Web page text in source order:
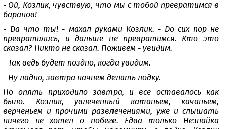
- Ой, Козлик, чувствую, что мы с тобой превратимся в
баранов!
- Да что ты! - махал руками Козлик. - До сих пор не
превратились, и дальше не превратимся. Кто это
сказал? Никто не сказал. Поживем - увидим.
- Так ведь будет поздно, когда увидим.
- Ну ладно, завтра начнем делать лодку.
Но опять приходило завтра, и все оставалось как
было. Козлик, увлеченный катаньем, качаньем,
верченьем и прочими развлечениями, уже и слышать
ничего не хотел о побеге. Едва только Незнайка